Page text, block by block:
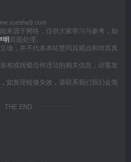
来源于网络，仅供大家学习与参考，如
明页面处理。
场，并不代表本站赞同其观点和对其真
布或转载任何违法的相关信息，访客发
如发现链接失效，请联系我们我们会第
THE END